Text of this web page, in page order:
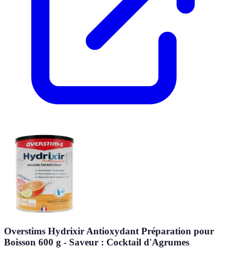
Overstims Hydrixir Antioxydant Préparation pour
Boisson 600 g - Saveur : Cocktail d'Agrumes